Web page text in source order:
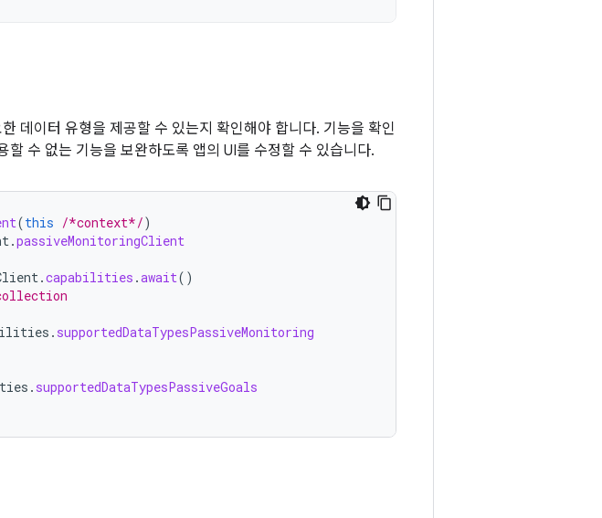
데이터 유형을 제공할 수 있는지 확인해야 합니다. 기능을 확인
수 없는 기능을 보완하도록 앱의 UI를 수정할 수 있습니다.
(this /*context*/)
.passiveMonitoringClient
.capabilities .await()
. supportedDataTypesPassiveMonitoring
. supportedDataTypesPassiveGoals